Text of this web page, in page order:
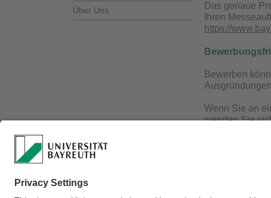
Über Uns
Das genaue
Ihren
https://
Bewerben
Wenn Sie an
wenden Sie